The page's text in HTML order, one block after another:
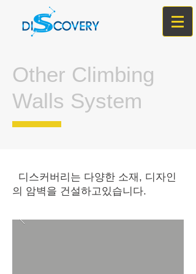
Other Climbing
Walls System
디스커버리는 다양한 소재, 디자인
의 암벽을 건설하고있습니다.